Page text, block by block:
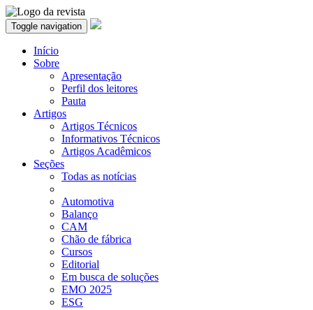
Toggle navigation
Início
Sobre
Apresentação
Perfil dos leitores
Pauta
Artigos
Artigos Técnicos
Informativos Técnicos
Artigos Acadêmicos
Seções
Todas as notícias
Automotiva
Balanço
CAM
Chão de fábrica
Cursos
Editorial
Em busca de soluções
EMO 2025
ESG